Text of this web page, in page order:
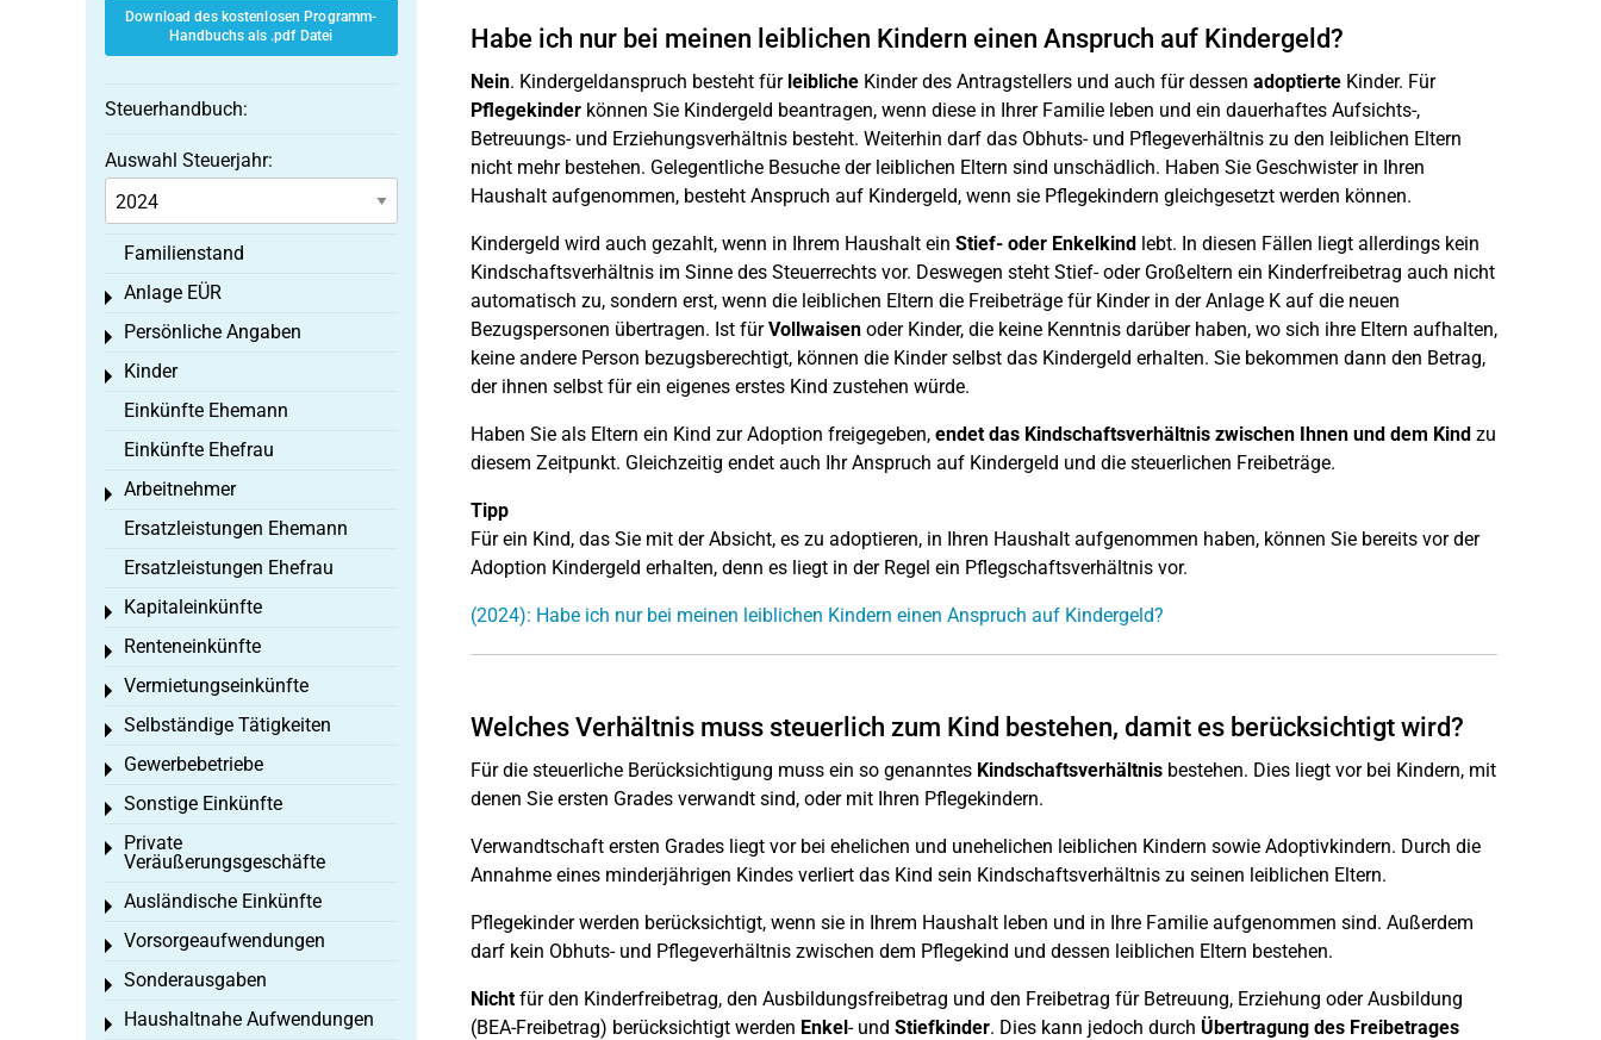
Habe ich nur bei meinen leiblichen Kindern einen Anspruch auf Kindergeld?
Nein. Kindergeldanspruch besteht für leiblicheKinder des Antragstellers und auch für dessen adoptierteKinder. Für
Pflegekinderkönnen Sie Kindergeld beantragen, wenn diese in Ihrer Familie leben und ein dauerhaftes Aufsichts-,
Betreuungs- und Erziehungsverhältnis besteht. Weiterhin darf das Obhuts- und Pflegeverhältnis zu den leiblichen Eltern
nicht mehr bestehen. Gelegentliche Besuche der leiblichen Eltern sind unschädlich. Haben Sie Geschwister in Ihren
Haushalt aufgenommen, besteht Anspruch auf Kindergeld, wenn sie Pflegekindern gleichgesetzt werden können.
Kindergeld wird auch gezahlt, wenn in Ihrem Haushalt ein Stief- oder Enkelkindlebt. In diesen Fällen liegt allerdings kein
Kindschaftsverhältnis im Sinne des Steuerrechts vor. Deswegen steht Stief- oder Großeltern ein Kinderfreibetrag auch nicht
automatisch zu, sondern erst, wenn die leiblichen Eltern die Freibeträge für Kinder in der Anlage K auf die neuen
Bezugspersonen übertragen. Ist fürVollwaisenoder Kinder, die keine Kenntnis darüber haben, wo sich ihre Eltern aufhalten,
keine andere Person bezugsberechtigt, können die Kinder selbst das Kindergeld erhalten. Sie bekommen dann den Betrag,
der ihnen selbst für ein eigenes erstes Kind zustehen würde.
Haben Sie als Eltern ein Kind zur Adoption freigegeben, endet das Kindschaftsverhältnis zwischen Ihnen und dem Kindzu
diesem Zeitpunkt. Gleichzeitig endet auch Ihr Anspruch auf Kindergeld und die steuerlichen Freibeträge.
Tipp
Für ein Kind, das Sie mit der Absicht, es zu adoptieren, in Ihren Haushalt aufgenommen haben, können Sie bereits vor der
Adoption Kindergeld erhalten, denn es liegt in der Regel ein Pflegschaftsverhältnis vor.
(2024): Habe ich nur bei meinen leiblichen Kindern einen Anspruch auf Kindergeld?
Welches Verhältnis muss steuerlich zum Kind bestehen, damit es berücksichtigt wird?
Für die steuerliche Berücksichtigung muss ein so genanntes Kindschaftsverhältnisbestehen. Dies liegt vor bei Kindern, mit
denen Sie ersten Grades verwandt sind, oder mit Ihren Pflegekindern.
Verwandtschaft ersten Grades liegt vor bei ehelichen und unehelichen leiblichen Kindern sowie Adoptivkindern. Durch die
Annahme eines minderjährigen Kindes verliert das Kind sein Kindschaftsverhältnis zu seinen leiblichen Eltern.
Pflegekinder werden berücksichtigt, wenn sie in Ihrem Haushalt leben und in Ihre Familie aufgenommen sind. Außerdem
darf kein Obhuts- und Pflegeverhältnis zwischen dem Pflegekind und dessen leiblichen Eltern bestehen.
Nichtfür den Kinderfreibetrag, den Ausbildungsfreibetrag und den Freibetrag für Betreuung, Erziehung oder Ausbildung
(BEA-Freibetrag) berücksichtigt werden Enkel- und Stiefkinder. Dies kann jedoch durch Übertragung des Freibetrages
Download des kostenlosen Programm-
Handbuchs als .pdf Datei
Steuerhandbuch:
Auswahl Steuerjahr:
Familienstand
Anlage EÜR
Toggle menu
Persönliche Angaben
Toggle menu
Kinder
Toggle menu
Einkünfte Ehemann
Einkünfte Ehefrau
Arbeitnehmer
Toggle menu
Ersatzleistungen Ehemann
Ersatzleistungen Ehefrau
Kapitaleinkünfte
Toggle menu
Renteneinkünfte
Toggle menu
Vermietungseinkünfte
Toggle menu
Selbständige Tätigkeiten
Toggle menu
Gewerbebetriebe
Toggle menu
Sonstige Einkünfte
Toggle menu
Private
Veräußerungsgeschäfte
Toggle menu
Ausländische Einkünfte
Toggle menu
Vorsorgeaufwendungen
Toggle menu
Sonderausgaben
Toggle menu
Haushaltnahe Aufwendungen
Toggle menu